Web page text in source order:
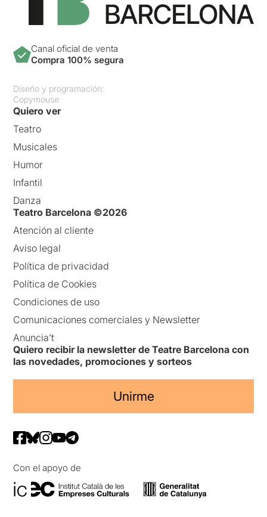
Canal oficial de venta
Compra 100% segura
Diseño y programación:
Copymouse
Quiero ver
Teatro
Musicales
Humor
Infantil
Danza
Teatro Barcelona ©2026
Atención al cliente
Aviso legal
Política de privacidad
Política de Cookies
Condiciones de uso
Comunicaciones comerciales y Newsletter
Anuncia’t
Quiero recibir la newsletter de Teatre Barcelona con
las novedades, promociones y sorteos
Unirme
Con el apoyo de